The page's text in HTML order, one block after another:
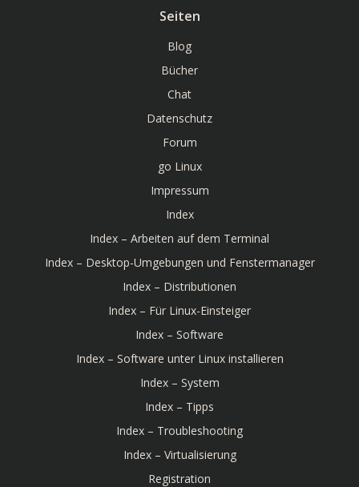
Seiten
Blog
Bücher
Chat
Datenschutz
Forum
go Linux
Impressum
Index
Index – Arbeiten auf dem Terminal
Index – Desktop-Umgebungen und Fenstermanager
Index – Distributionen
Index – Für Linux-Einsteiger
Index – Software
Index – Software unter Linux installieren
Index – System
Index – Tipps
Index – Troubleshooting
Index – Virtualisierung
Registration